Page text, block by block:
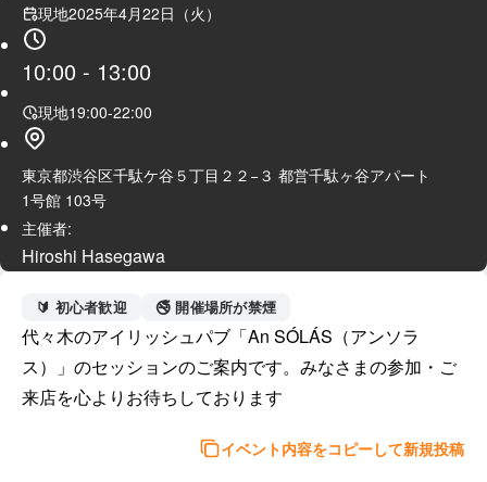
現地2025年4月22日（火）
10:00 - 13:00
現地19:00-22:00
東京都渋谷区千駄ケ谷５丁目２２−３ 都営千駄ヶ谷アパート
1号館 103号
主催者:
Hiroshi Hasegawa
🔰 初心者歓迎 🚭 開催場所が禁煙
代々木のアイリッシュパブ「An SÓLÁS（アンソラ
ス）」のセッションのご案内です。みなさまの参加・ご
来店を心よりお待ちしております
イベント内容をコピーして新規投稿